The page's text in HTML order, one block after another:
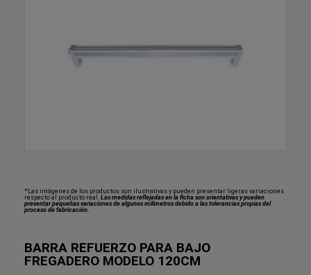
*Las imágenes de los productos son ilustrativas y pueden presentar ligeras variaciones
respecto al producto real. Las medidas reflejadas en la ficha son orientativas y pueden
presentar pequeñas variaciones de algunos milímetros debido a las tolerancias propias del
proceso de fabricación.
BARRA REFUERZO PARA BAJO
FREGADERO MODELO 120CM